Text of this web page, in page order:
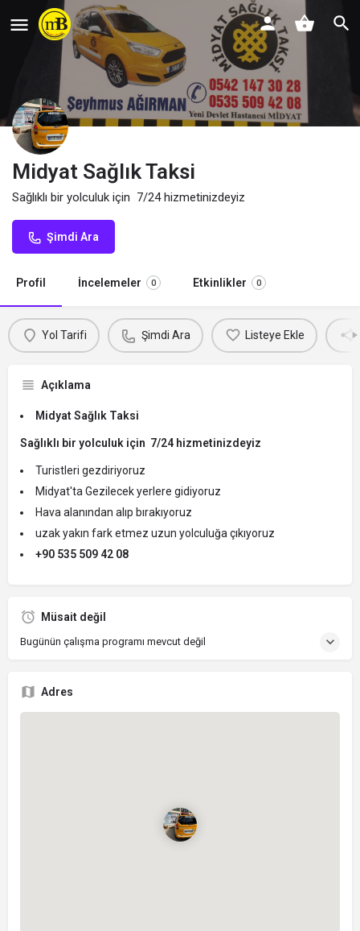
Midyat Sağlık Taksi
Sağlıklı bir yolculuk için 7/24 hizmetinizdeyiz
Şimdi Ara
Profil İncelemeler 0 Etkinlikler 0
Yol Tarifi Şimdi Ara Listeye Ekle
Açıklama
Midyat Sağlık Taksi
Sağlıklı bir yolculuk için 7/24 hizmetinizdeyiz
Turistleri gezdiriyoruz
Midyat'ta Gezilecek yerlere gidiyoruz
Hava alanından alıp bırakıyoruz
uzak yakın fark etmez uzun yolculuğa çıkıyoruz
+90 535 509 42 08
Müsait değil
Bugünün çalışma programı mevcut değil
Adres